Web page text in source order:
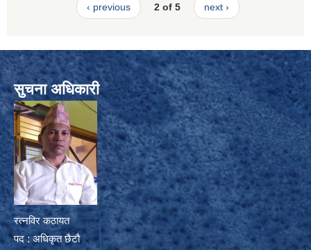
‹ previous 2 of 5 next ›
सुचना अधिकारी
रत्नविर कठायत
पद : अधिकृत छैटौ